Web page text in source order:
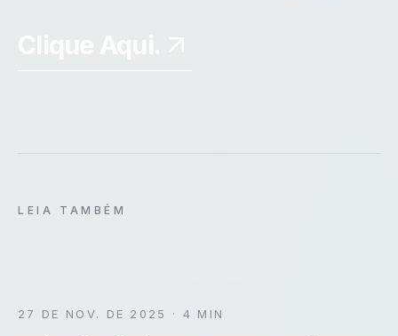
LEIA TAMBÉM
27 DE NOV. DE 2025 · 4 MIN